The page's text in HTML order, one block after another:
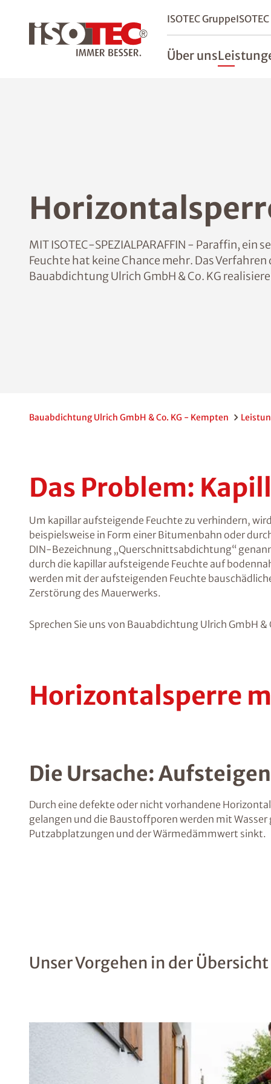
ISOTEC Gruppe
Über uns
MIT ISOTEC-SPEZIALPARAFFIN - Paraffin,
Feuchte hat keine Chance mehr. Das
Bauabdichtung Ulrich GmbH & Co. KG
Bauabdichtung Ulrich GmbH & Co. KG - Kempten
Das Problem:
Um kapillar aufsteigende Feuchte zu verhindern,
beispielsweise in Form einer Bitumenbahn oder
DIN-Bezeichnung „Querschnittsabdichtung“
durch die kapillar aufsteigende Feuchte auf
werden mit der aufsteigenden Feuchte
Zerstörung des Mauerwerks.
Sprechen Sie uns von Bauabdichtung Ulrich GmbH
Horizontalsperre
Die Ursache:
Durch eine defekte oder nicht vorhandene
gelangen und die Baustoffporen werden mit
Putzabplatzungen und der Wärmedämmwert sinkt.
Unser Vorgehen in der Übersicht